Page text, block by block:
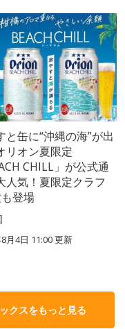
と缶に“沖縄の海”が出
リオン夏限定
CHILL」が公式通
人気！夏限定クラフ
も登場
月4日 11:00更新
クスをもっと見る